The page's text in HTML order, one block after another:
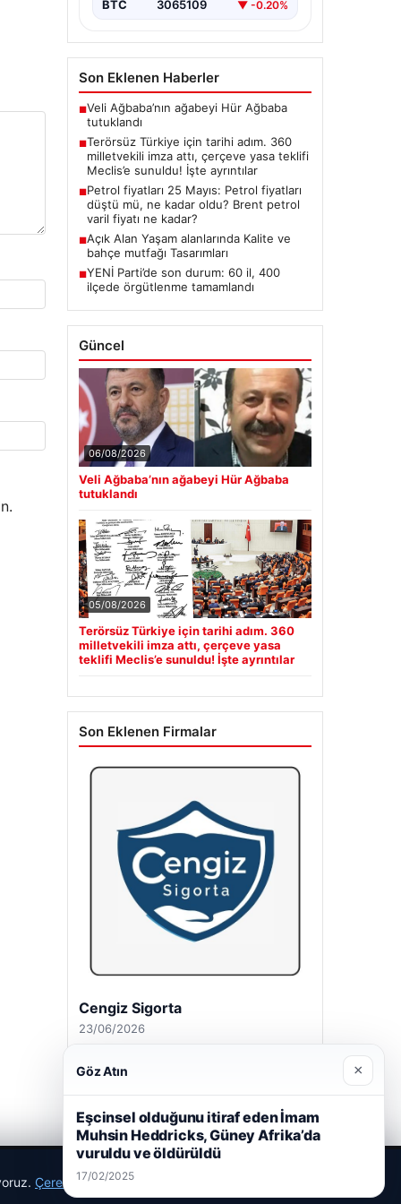
Milletvekilinin İmzasıyla Çerçeve
BTC 3065109 ▼ -0.20%
Son Eklenen Haberler
■Veli Ağbaba’nın ağabeyi Hür Ağbaba
tutuklandı
■Terörsüz Türkiye için tarihi adım. 360
milletvekili imza attı, çerçeve yasa teklifi
Meclis’e sunuldu! İşte ayrıntılar
■Petrol fiyatları 25 Mayıs: Petrol fiyatları
düştü mü, ne kadar oldu? Brent petrol
varil fiyatı ne kadar?
■Açık Alan Yaşam alanlarında Kalite ve
bahçe mutfağı Tasarımları
■YENİ Parti’de son durum: 60 il, 400
ilçede örgütlenme tamamlandı
Güncel
06/08/2026
Veli Ağbaba’nın ağabeyi Hür Ağbaba
tutuklandı
05/08/2026
Terörsüz Türkiye için tarihi adım. 360
milletvekili imza attı, çerçeve yasa
teklifi Meclis’e sunuldu! İşte ayrıntılar
Son Eklenen Firmalar
Cengiz Sigorta
23/06/2026
Çerez Politikamız
Göz Atın ×
Eşcinsel olduğunu itiraf eden İmam
Muhsin Heddricks, Güney Afrika’da
vuruldu ve öldürüldü
17/02/2025